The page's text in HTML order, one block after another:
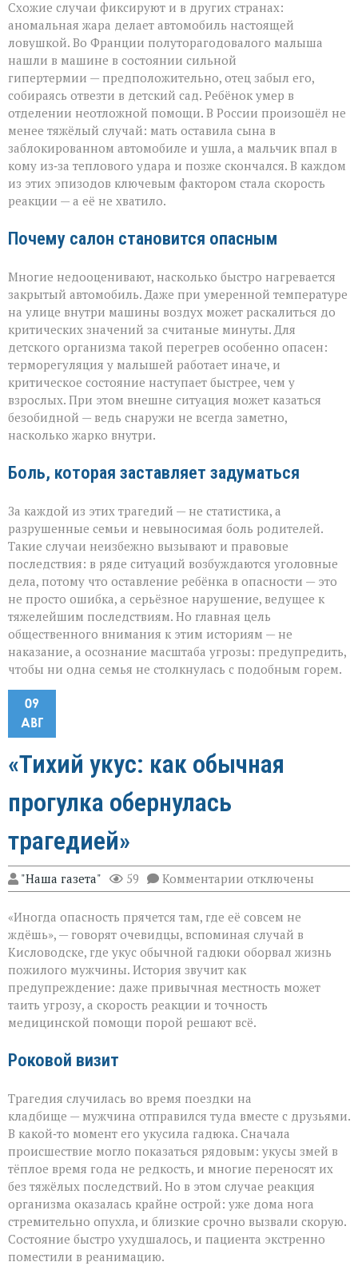
Схожие случаи фиксируют и в других странах:
аномальная жара делает автомобиль настоящей
ловушкой. Во Франции полуторагодовалого малыша
нашли в машине в состоянии сильной
гипертермии — предположительно, отец забыл его,
собираясь отвезти в детский сад. Ребёнок умер в
отделении неотложной помощи. В России произошёл не
менее тяжёлый случай: мать оставила сына в
заблокированном автомобиле и ушла, а мальчик впал в
кому из‑за теплового удара и позже скончался. В каждом
из этих эпизодов ключевым фактором стала скорость
реакции — а её не хватило.
Почему салон становится опасным
Многие недооценивают, насколько быстро нагревается
закрытый автомобиль. Даже при умеренной температуре
на улице внутри машины воздух может раскалиться до
критических значений за считаные минуты. Для
детского организма такой перегрев особенно опасен:
терморегуляция у малышей работает иначе, и
критическое состояние наступает быстрее, чем у
взрослых. При этом внешне ситуация может казаться
безобидной — ведь снаружи не всегда заметно,
насколько жарко внутри.
Боль, которая заставляет задуматься
За каждой из этих трагедий — не статистика, а
разрушенные семьи и невыносимая боль родителей.
Такие случаи неизбежно вызывают и правовые
последствия: в ряде ситуаций возбуждаются уголовные
дела, потому что оставление ребёнка в опасности — это
не просто ошибка, а серьёзное нарушение, ведущее к
тяжелейшим последствиям. Но главная цель
общественного внимания к этим историям — не
наказание, а осознание масштаба угрозы: предупредить,
чтобы ни одна семья не столкнулась с подобным горем.
09
АВГ
«Тихий укус: как обычная
прогулка обернулась
трагедией»
"Наша газета" 59 Комментарии к
записи
укус:
как
обычная
прогулка
обернулась
трагедией»
отключены
«Иногда опасность прячется там, где её совсем не
ждёшь», — говорят очевидцы, вспоминая случай в
Кисловодске, где укус обычной гадюки оборвал жизнь
пожилого мужчины. История звучит как
предупреждение: даже привычная местность может
таить угрозу, а скорость реакции и точность
медицинской помощи порой решают всё.
Роковой визит
Трагедия случилась во время поездки на
кладбище — мужчина отправился туда вместе с друзьями.
В какой‑то момент его укусила гадюка. Сначала
происшествие могло показаться рядовым: укусы змей в
тёплое время года не редкость, и многие переносят их
без тяжёлых последствий. Но в этом случае реакция
организма оказалась крайне острой: уже дома нога
стремительно опухла, и близкие срочно вызвали скорую.
Состояние быстро ухудшалось, и пациента экстренно
поместили в реанимацию.